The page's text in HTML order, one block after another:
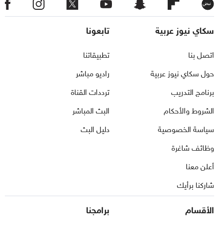
نبض
سكاي نيوز عربية
اتصل بنا
حول سكاي نيوز عربية
برنامج التدريب
الشروط والأحكام
سياسة الخصوصية
وظائف شاغرة
أعلن معنا
شاركنا برأيك
تابعونا
تطبيقاتنا
راديو مباشر
ترددات القناة
البث المباشر
دليل البث
الأقسام برامجنا